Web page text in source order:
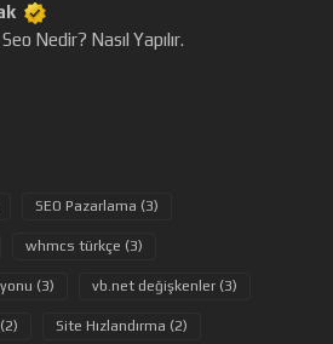
Nedir? Nasıl Yapılır.
SEO Pazarlama (3)
whmcs türkçe (3)
(3) vb.net değişkenler (3)
Site Hızlandırma (2)